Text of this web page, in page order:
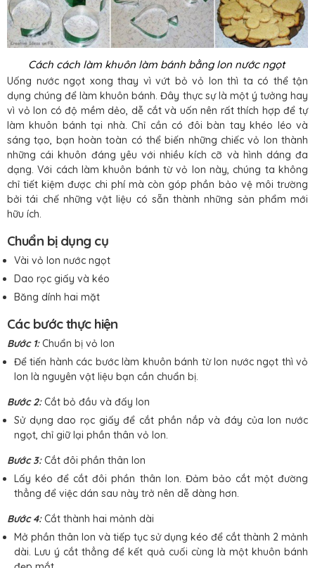
Cách cách làm khuôn làm bánh bằng lon nước ngọt
Uống nước ngọt xong thay vì vứt bỏ vỏ lon thì ta có thể tận
dụng chúng để làm khuôn bánh. Đây thực sự là một ý tưởng hay
vì vỏ lon có độ mềm dẻo, dễ cắt và uốn nên rất thích hợp để tự
làm khuôn bánh tại nhà. Chỉ cần có đôi bàn tay khéo léo và
sáng tạo, bạn hoàn toàn có thể biến những chiếc vỏ lon thành
những cái khuôn đáng yêu với nhiều kích cỡ và hình dáng đa
dạng. Với cách làm khuôn bánh từ vỏ lon này, chúng ta không
chỉ tiết kiệm được chi phí mà còn góp phần bảo vệ môi trường
bởi tái chế những vật liệu có sẵn thành những sản phẩm mới
hữu ích.
Chuẩn bị dụng cụ
Vài vỏ lon nước ngọt
Dao rọc giấy và kéo
Băng dính hai mặt
Các bước thực hiện
Bước 1:Chuẩn bị vỏ lon
Để tiến hành các bước làm khuôn bánh từ lon nước ngọt thì vỏ
lon là nguyên vật liệu bạn cần chuẩn bị.
Bước 2:Cắt bỏ đầu và đấy lon
Sử dụng dao rọc giấy để cắt phần nắp và đáy của lon nước
ngọt, chỉ giữ lại phần thân vỏ lon.
Bước 3:Cắt đôi phần thân lon
Lấy kéo để cắt đôi phần thân lon. Đảm bảo cắt một đường
thẳng để việc dán sau này trở nên dễ dàng hơn.
Bước 4:Cắt thành hai mảnh dài
Mở phần thân lon và tiếp tục sử dụng kéo để cắt thành 2 mảnh
dài. Lưu ý cắt thẳng để kết quả cuối cùng là một khuôn bánh